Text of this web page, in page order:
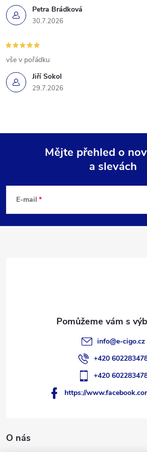
Petra Brádková
30.7.2026
Jiří Sokol
29.7.2026
vše v pořádku
p
Mějte přehled o
a slevách
E-mail
O nás
info@e-cigo.cz
+420
+420
https://